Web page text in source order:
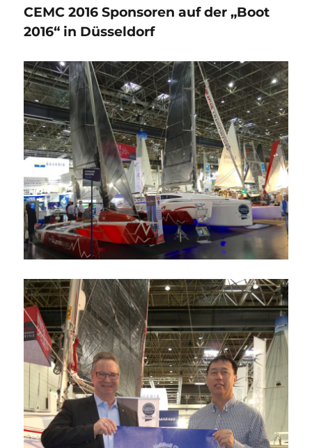
CEMC 2016 Sponsoren auf der „Boot
2016“ in Düsseldorf